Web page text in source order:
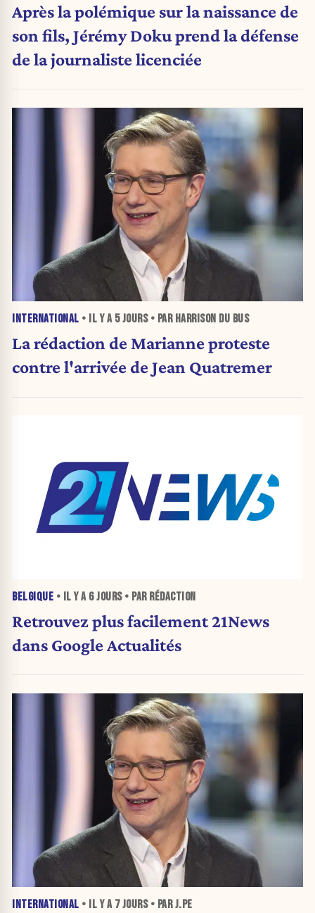
Après la polémique sur la naissance de
son fils, Jérémy Doku prend la défense
de la journaliste licenciée
INTERNATIONAL • IL Y A 5 JOURS• PAR HARRISON DU BUS
La rédaction de Marianne proteste
contre l'arrivée de Jean Quatremer
BELGIQUE • IL Y A 6 JOURS• PAR RÉDACTION
Retrouvez plus facilement 21News
dans Google Actualités
INTERNATIONAL • IL Y A 7 JOURS• PAR J.PE